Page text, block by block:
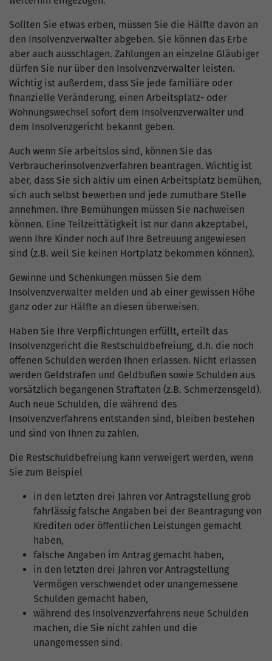
Sollten Sie etwas erben, müssen Sie die Hälfte davon an
den Insolvenzverwalter abgeben. Sie können das Erbe
aber auch ausschlagen. Zahlungen an einzelne Gläubiger
dürfen Sie nur über den Insolvenzverwalter leisten.
Wichtig ist außerdem, dass Sie jede familiäre oder
finanzielle Veränderung, einen Arbeitsplatz- oder
Wohnungswechsel sofort dem Insolvenzverwalter und
dem Insolvenzgericht bekannt geben.
Auch wenn Sie arbeitslos sind, können Sie das
Verbraucherinsolvenzverfahren beantragen. Wichtig ist
aber, dass Sie sich aktiv um einen Arbeitsplatz bemühen,
sich auch selbst bewerben und jede zumutbare Stelle
annehmen. Ihre Bemühungen müssen Sie nachweisen
können. Eine Teilzeittätigkeit ist nur dann akzeptabel,
wenn Ihre Kinder noch auf Ihre Betreuung angewiesen
sind (z.B. weil Sie keinen Hortplatz bekommen können).
Gewinne und Schenkungen müssen Sie dem
Insolvenzverwalter melden und ab einer gewissen Höhe
ganz oder zur Hälfte an diesen überweisen.
Haben Sie Ihre Verpflichtungen erfüllt, erteilt das
Insolvenzgericht die Restschuldbefreiung, d.h. die noch
offenen Schulden werden Ihnen erlassen. Nicht erlassen
werden Geldstrafen und Geldbußen sowie Schulden aus
vorsätzlich begangenen Straftaten (z.B. Schmerzensgeld).
Auch neue Schulden, die während des
Insolvenzverfahrens entstanden sind, bleiben bestehen
und sind von Ihnen zu zahlen.
Die Restschuldbefreiung kann verweigert werden, wenn
Sie zum Beispiel
in den letzten drei Jahren vor Antragstellung grob
fahrlässig falsche Angaben bei der Beantragung von
Krediten oder öffentlichen Leistungen gemacht
haben,
falsche Angaben im Antrag gemacht haben,
in den letzten drei Jahren vor Antragstellung
Vermögen verschwendet oder unangemessene
Schulden gemacht haben,
während des Insolvenzverfahrens neue Schulden
machen, die Sie nicht zahlen und die
unangemessen sind.